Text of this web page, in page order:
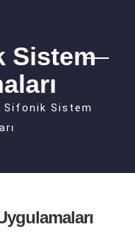
Sistem
Sifonik Sistem